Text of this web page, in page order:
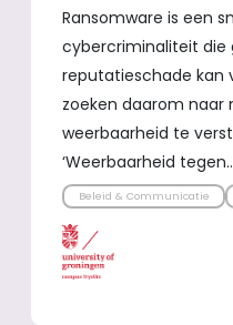
Ransomware is een
cybercriminaliteit die
reputatieschade kan
zoeken daarom
weerbaarheid te
‘Weerbaarheid
Beleid & Communicatie